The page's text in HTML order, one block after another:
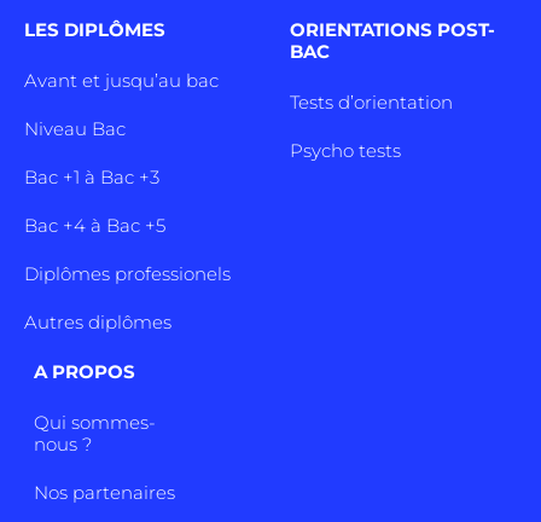
LES DIPLÔMES
Avant et jusqu’au bac
Niveau Bac
Bac +1 à Bac +3
Bac +4 à Bac +5
Diplômes professionels
Autres diplômes
ORIENTATIONS POST-
BAC
Tests d’orientation
Psycho tests
A PROPOS
Qui sommes-
nous ?
Nos partenaires